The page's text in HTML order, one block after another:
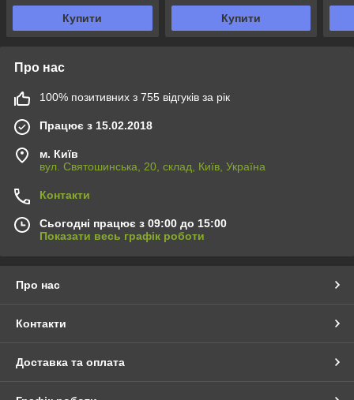
Купити Купити
Про нас
100% позитивних з 755 відгуків за рік
Працює з 15.02.2018
м. Київ
вул. Святошинська, 20, склад, Київ, Україна
Контакти
Сьогодні працює з 09:00 до 15:00
Показати весь графік роботи
Про нас
Контакти
Доставка та оплата